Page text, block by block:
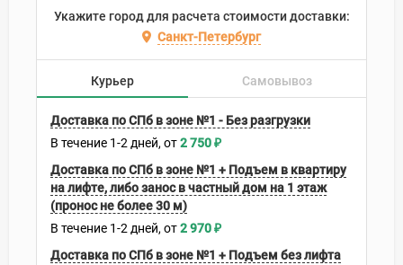
Укажите город для расчета стоимости доставки:
Санкт-Петербург
Курьер Самовывоз
Доставка по СПб в зоне №1 - Без разгрузки
В течение 1-2 дней 2 750₽
Доставка по СПб в зоне №1 + Подъем в квартиру
на лифте, либо занос в частный дом на 1 этаж
(пронос не более 30 м)
В течение 1-2 дней 2 970₽
Доставка по СПб в зоне №1 + Подъем без лифта